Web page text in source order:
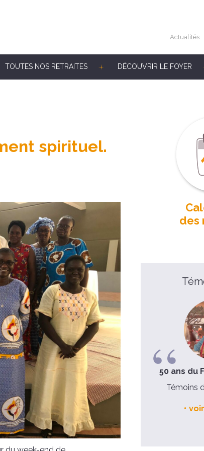
Actualités
TOUTES NOS RETRAITES DÉCOUVRIR LE FOYER
spirituel.
des
Maurille, 42 ans
Je ne m’attendais pas à une telle
expérience !
voir la video
50 ans du
Témoins